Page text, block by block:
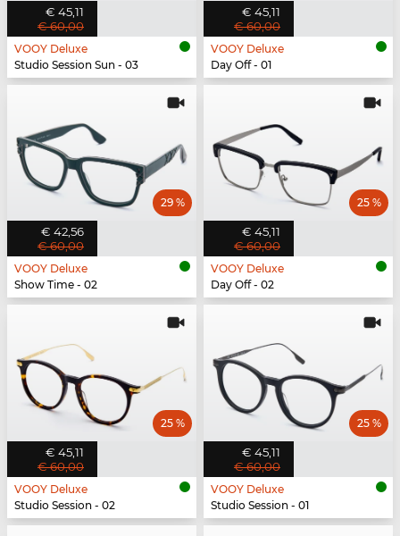
€ 45,11
€ 60,00
VOOY Deluxe
Studio Session Sun - 03
€ 45,11
€ 60,00
VOOY Deluxe
Day Off - 01
€ 42,56
€ 60,00
29 %
VOOY Deluxe
Show Time - 02
€ 45,11
€ 60,00
25 %
VOOY Deluxe
Day Off - 02
€ 45,11
€ 60,00
25 %
VOOY Deluxe
Studio Session - 02
€ 45,11
€ 60,00
25 %
VOOY Deluxe
Studio Session - 01